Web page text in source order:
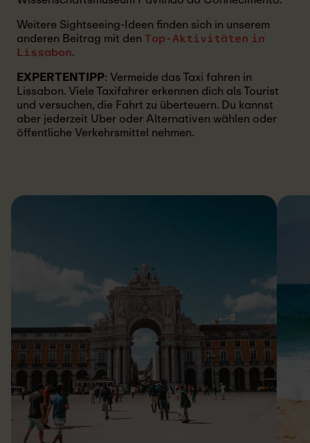
Weitere Sightseeing-Ideen finden sich in unserem
anderen Beitrag mit den Top-Aktivitäten in
Lissabon.
EXPERTENTIPP: Vermeide das Taxi fahren in
Lissabon. Viele Taxifahrer erkennen dich als Tourist
und versuchen, die Fahrt zu überteuern. Du kannst
aber jederzeit Uber oder Alternativen wählen oder
öffentliche Verkehrsmittel nehmen.